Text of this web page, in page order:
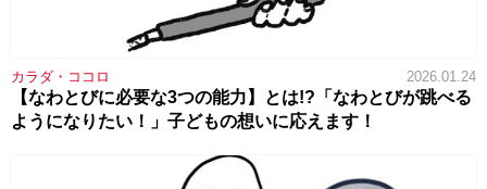
カラダ・ココロ 2026.01.24
【なわとびに必要な3つの能力】とは!?「なわとびが跳べる
ようになりたい！」子どもの想いに応えます！